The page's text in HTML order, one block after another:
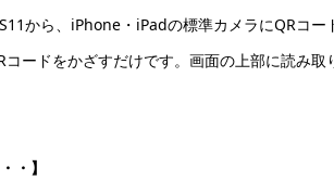
から、iPhone・iPadの標準カメラにQRコ
コードをかざすだけです。画面の上部に読み
・】